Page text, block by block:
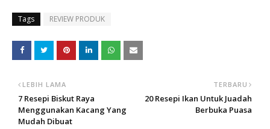
Tags REVIEW PRODUK
TERBARU
20 Resepi Ikan Untuk Juadah
Berbuka Puasa
LEBIH LAMA
7 Resepi Biskut Raya
Menggunakan Kacang Yang
Mudah Dibuat